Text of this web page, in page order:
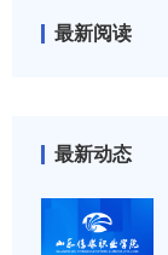
最新阅读
最新动态